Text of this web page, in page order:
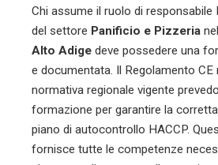
Chi assume il ruolo di responsabile
del settore Panificio e Pizzeria
Alto Adige deve possedere una
e documentata. Il Regolamento
normativa regionale vigente
formazione per garantire la
piano di autocontrollo HACCP.
fornisce tutte le competenze